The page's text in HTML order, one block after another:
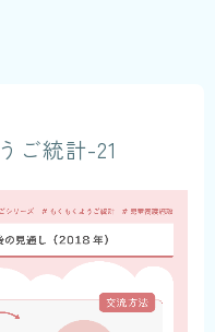
ご統計-21